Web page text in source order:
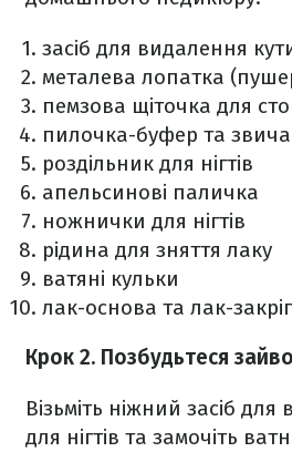
засіб для видалення
металева лопатка
пемзова щіточка для
пилочка-буфер та
роздільник для нігтів
апельсинові паличка
ножнички для нігтів
рідина для зняття лаку
ватяні кульки
лак-основа та лак-
Крок 2. Позбудьтеся
Візьміть ніжний засіб
для нігтів та замочіть